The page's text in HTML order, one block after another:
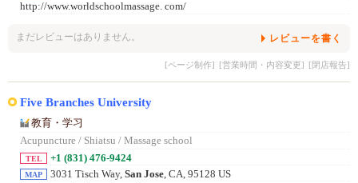
http://www.worldschoolmassage. com/
まだレビューはありません。 レビューを書く
[ページ制作] [営業時間・内容変更] [閉店報告]
Five Branches University
教育・学习
Acupuncture / Shiatsu / Massage school
TEL +1 (831) 476-9424
MAP 3031 Tisch Way, San Jose , CA, 95128 US